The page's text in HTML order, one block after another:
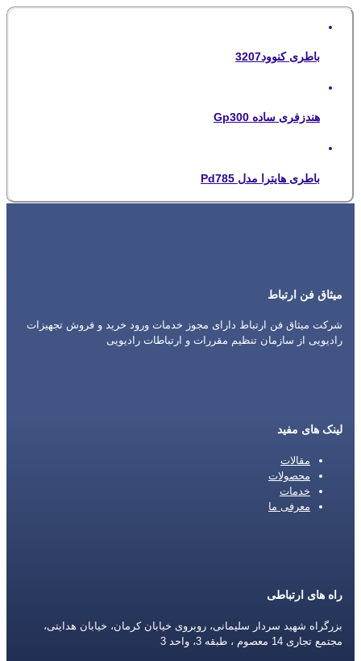
باطری کنوود3207
هندزفری ساده Gp300
باطری هایترا مدل Pd785
میثاق فن ارتباط
شرکت میثاق فن ارتباط دارای مجوز خدمات ورود خرید و فروش تجهیزات
رادیویی از سازمان تنظیم مقررات و ارتباطات رادیویی
لینک های مفید
مقالات
محصولات
خدمات
معرفی ما
راه های ارتباطی
بزرگراه شهید سردار سلیمانی، روبروی خیابان کرمان، خیابان هدایتی،
مجتمع تجاری 14 معصوم ، طبقه 3، واحد 3